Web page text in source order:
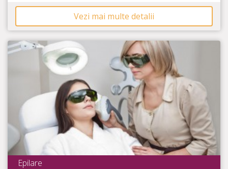
Vezi mai multe detalii
Epilare